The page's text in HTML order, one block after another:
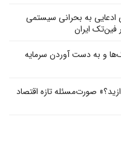
ادعایی به بحرانی سیستمی
فین‌تک ایران
و به دست آوردن سرمایه
صورت‌مسئله تازه اقتصاد